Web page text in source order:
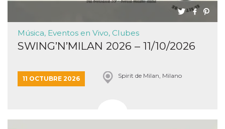
Música, Eventos en Vivo, Clubes
SWING’N’MILAN 2026 – 11/10/2026
11 OCTUBRE 2026 Spirit de Milan, Milano